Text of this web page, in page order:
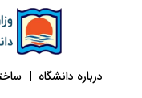
درباره دانشگاه